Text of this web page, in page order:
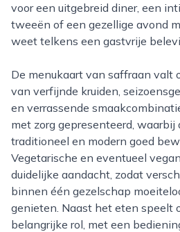
voor een uitgebreid diner, een
tweeën of een gezellige avond
weet telkens een gastvrije
De menukaart van saffraan valt op door de combinatie
van verfijnde kruiden,
en verrassende
met zorg gepresenteerd, waarbij
traditioneel en modern goed
Vegetarische en eventueel
duidelijke aandacht, zodat
binnen één gezelschap
genieten. Naast het eten speelt
belangrijke rol, met een